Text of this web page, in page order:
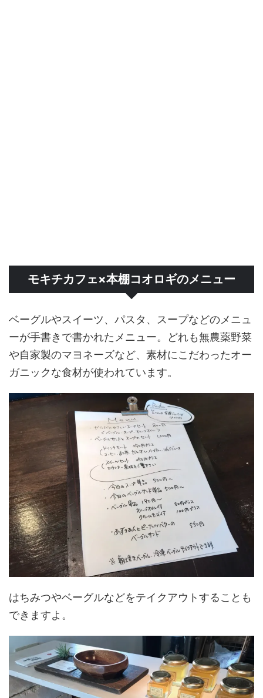
モキチカフェ×本棚コオロギのメニュー
ベーグルやスイーツ、パスタ、スープなどのメニュ
ーが手書きで書かれたメニュー。どれも無農薬野菜
や自家製のマヨネーズなど、素材にこだわったオー
ガニックな食材が使われています。
はちみつやベーグルなどをテイクアウトすることも
できますよ。